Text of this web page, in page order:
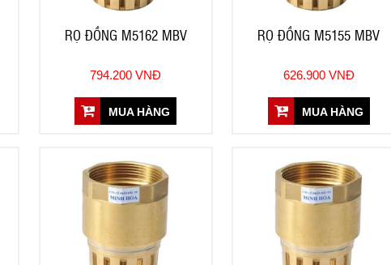
RỌ ĐỒNG M5162 MBV
794.200 VNĐ
MUA HÀNG
RỌ ĐỒNG M5155 MBV
626.900 VNĐ
MUA HÀNG